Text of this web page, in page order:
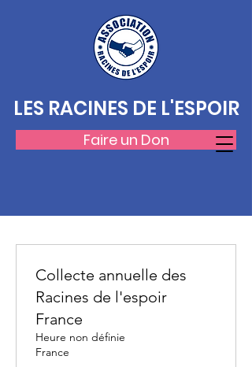
LES RACINES DE L'ESPOIR
Faire un Don
Collecte annuelle des
Racines de l'espoir
France
Heure non définie
France